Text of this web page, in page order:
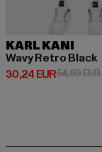
KARL KANI
Wavy Retro Black
30,24 EUR
Derzeitiger Preis:
54,99 EUR